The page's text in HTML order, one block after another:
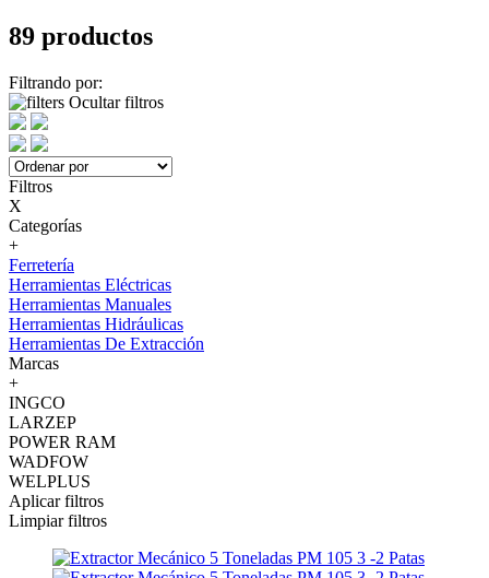
89 productos
Filtrando por:
Ocultar filtros
Filtros
X
Categorías
+
Ferretería
Herramientas Eléctricas
Herramientas Manuales
Herramientas Hidráulicas
Herramientas De Extracción
Marcas
+
INGCO
LARZEP
POWER RAM
WADFOW
WELPLUS
Aplicar filtros
Limpiar filtros